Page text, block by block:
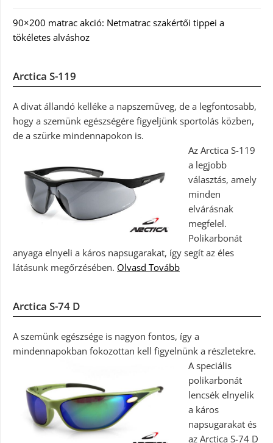
90×200 matrac akció: Netmatrac szakértői tippei a
tökéletes alváshoz
Arctica S-119
A divat állandó kelléke a napszemüveg, de a legfontosabb,
hogy a szemünk egészségére figyeljünk sportolás közben,
de a szürke mindennapokon is.
Az Arctica S-119
a legjobb
választás, amely
minden
elvárásnak
megfelel.
Polikarbonát
anyaga elnyeli a káros napsugarakat, így segít az éles
látásunk megőrzésében. Olvasd Tovább
Arctica S-74 D
A szemünk egészsége is nagyon fontos, így a
mindennapokban fokozottan kell figyelnünk a részletekre.
A speciális
polikarbonát
lencsék elnyelik
a káros
napsugarakat és
az Arctica S-74 D